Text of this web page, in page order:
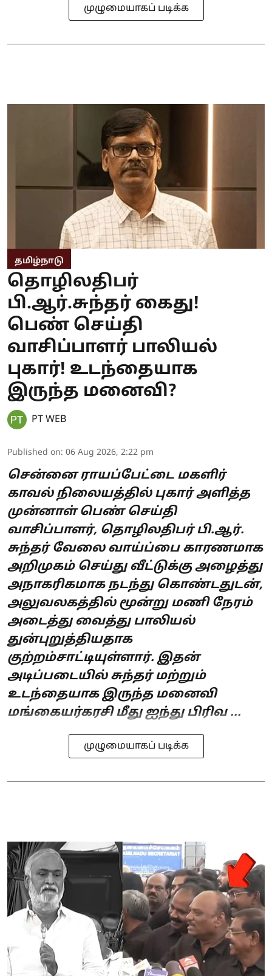
முழுமையாகப் படிக்க
தமிழ்நாடு
தொழிலதிபர்
பி.ஆர்.சுந்தர் கைது!
பெண் செய்தி
வாசிப்பாளர் பாலியல்
புகார்! உடந்தையாக
இருந்த மனைவி?
PT WEB
Published on: 06 Aug 2026, 2:22 pm
சென்னை ராயப்பேட்டை மகளிர்
காவல் நிலையத்தில் புகார் அளித்த
முன்னாள் பெண் செய்தி
வாசிப்பாளர், தொழிலதிபர் பி.ஆர்.
சுந்தர் வேலை வாய்ப்பை காரணமாக
அறிமுகம் செய்து வீட்டுக்கு அழைத்து
அநாகரிகமாக நடந்து கொண்டதுடன்,
அலுவலகத்தில் மூன்று மணி நேரம்
அடைத்து வைத்து பாலியல்
துன்புறுத்தியதாக
குற்றம்சாட்டியுள்ளார். இதன்
அடிப்படையில் சுந்தர் மற்றும்
உடந்தையாக இருந்த மனைவி
மங்கையர்கரசி மீது ஐந்து பிரிவ ...
முழுமையாகப் படிக்க